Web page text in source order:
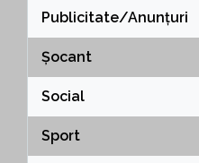
Publicitate/Anunțuri
Șocant
Social
Sport